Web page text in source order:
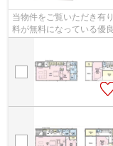
当物件をご覧いただき有
料が無料になっている優